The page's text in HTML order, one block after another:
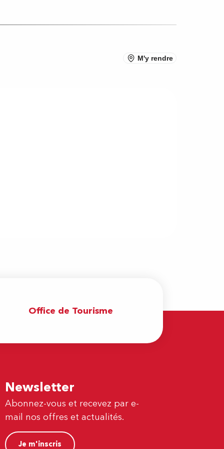
Office de Tourisme
Newsletter
Abonnez-vous et recevez par e-
mail nos offres et actualités.
Je m'inscris